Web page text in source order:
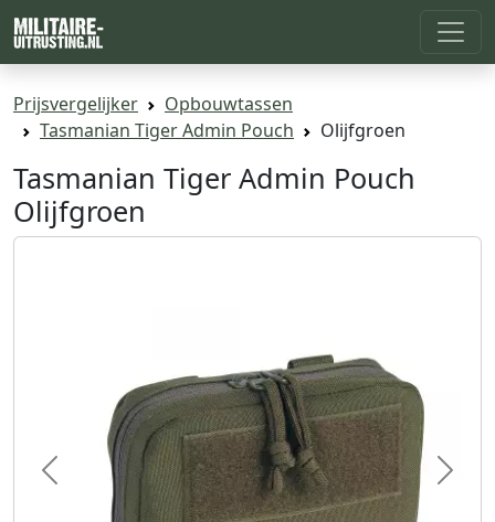
Prijsvergelijker
Opbouwtassen
Tasmanian Tiger Admin Pouch
Olijfgroen
Tasmanian Tiger Admin Pouch
Olijfgroen
Previous Next